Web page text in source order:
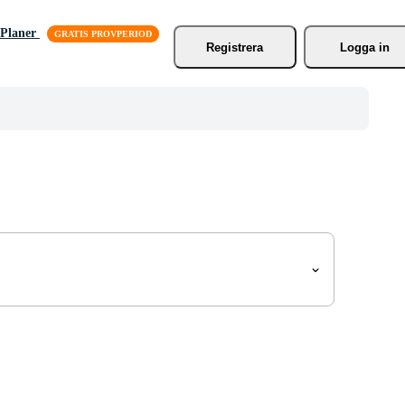
Planer
Registrera
Logga in